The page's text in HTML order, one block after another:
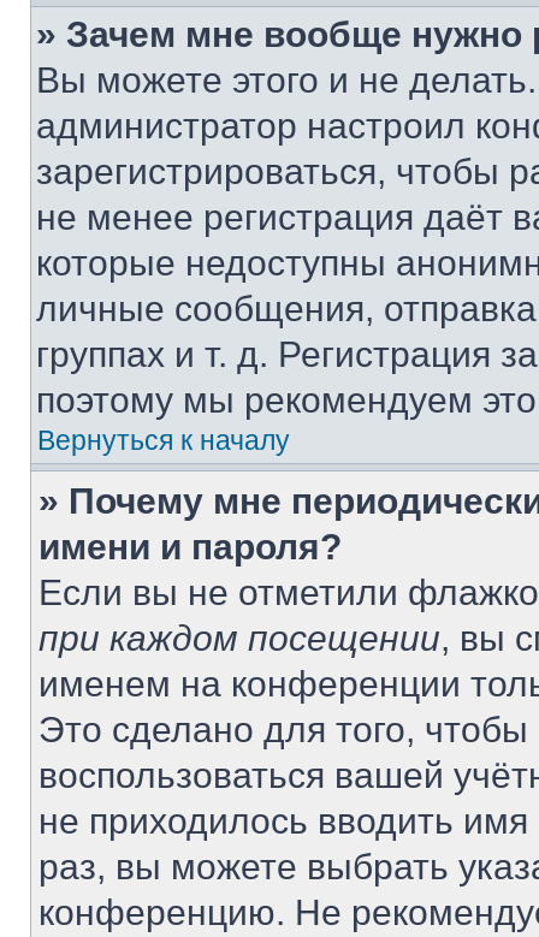
» Зачем мне вообще нужно
Вы можете этого и не
администратор настроил
зарегистрироваться, чтобы
не менее регистрация даёт
которые недоступны
личные сообщения,
группах и т. д. Регистрация
поэтому мы рекомендуем
Вернуться к началу
» Почему мне
имени и пароля?
Если вы не отметили
при каждом посещении, вы
именем на конференции
Это сделано для того, чтобы
воспользоваться вашей
не приходилось вводить
раз, вы можете выбрать
конференцию. Не